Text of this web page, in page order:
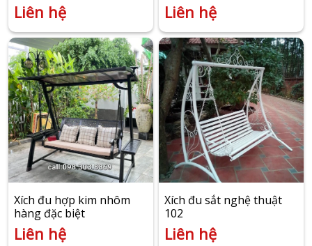
Liên hệ Liên hệ
Xích đu hợp kim nhôm
hàng đặc biệt
Liên hệ
Xích đu sắt nghệ thuật
102
Liên hệ